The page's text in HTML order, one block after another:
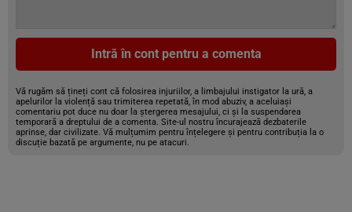
Intră în cont pentru a comenta
Vă rugăm să țineți cont că folosirea injuriilor, a limbajului instigator la ură, a
apelurilor la violență sau trimiterea repetată, în mod abuziv, a aceluiași
comentariu pot duce nu doar la ștergerea mesajului, ci și la suspendarea
temporară a dreptului de a comenta. Site-ul nostru încurajează dezbaterile
aprinse, dar civilizate. Vă mulțumim pentru înțelegere și pentru contribuția la o
discuție bazată pe argumente, nu pe atacuri.